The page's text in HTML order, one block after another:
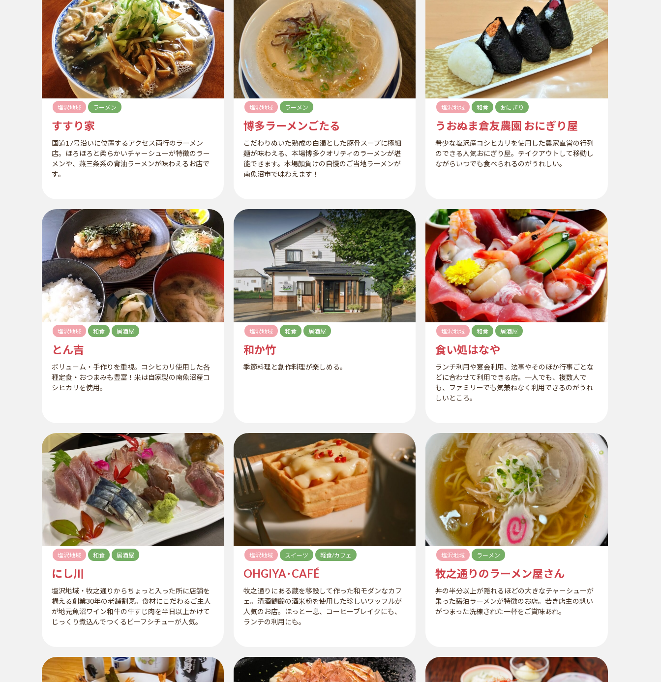
塩沢地域 ラーメン
すすり家
国道17号沿いに位置するアクセス両行のラーメン
店。ほろほろと柔らかいチャーシューが特徴のラー
メンや、燕三条系の背油ラーメンが味わえるお店で
す。
塩沢地域 ラーメン
博多ラーメンごたる
こだわりぬいた熟成の白濁とした豚骨スープに極細
麺が味わえる、本場博多クオリティのラーメンが堪
能できます。本場顔負けの自慢のご当地ラーメンが
南魚沼市で味わえます！
塩沢地域 和食 おにぎり
うおぬま倉友農園 おにぎり屋
希少な塩沢産コシヒカリを使用した農家直営の行列
のできる人気おにぎり屋。テイクアウトして移動し
ながらいつでも食べられるのがうれしい。
塩沢地域 和食 居酒屋
とん吉
ボリューム・手作りを重視。コシヒカリ使用した各
種定食・おつまみも豊富！米は自家製の南魚沼産コ
シヒカリを使用。
塩沢地域 和食 居酒屋
和か竹
季節料理と創作料理が楽しめる。
塩沢地域 和食 居酒屋
食い処はなや
ランチ利用や宴会利用、法事やそのほか行事ごとな
どに合わせて利用できる店。一人でも、複数人で
も、ファミリーでも気兼ねなく利用できるのがうれ
しいところ。
塩沢地域 和食 居酒屋
にし川
塩沢地域・牧之通りからちょっと入った所に店舗を
構える創業30年の老舗割烹。食材にこだわるご主人
が地元魚沼ワイン和牛の牛すじ肉を半日以上かけて
じっくり煮込んでつくるビーフシチューが人気。
塩沢地域 スイーツ 軽食/カフェ
OHGIYA･CAFÉ
牧之通りにある蔵を移設して作った和モダンなカフ
ェ。清酒鶴齢の酒米粉を使用した珍しいワッフルが
人気のお店。ほっと一息、コーヒーブレイクにも、
ランチの利用にも。
塩沢地域 ラーメン
牧之通りのラーメン屋さん
丼の半分以上が隠れるほどの大きなチャーシューが
乗った醤油ラーメンが特徴のお店。若き店主の想い
がつまった洗練された一杯をご賞味あれ。